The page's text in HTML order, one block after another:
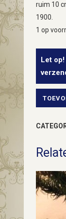
ruim 10
1900.
1 op
Let
Antieke
van
dun
geblazen